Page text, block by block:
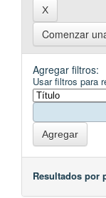
Comenzar
Agregar filtros:
Usar filtros para
Resultados por